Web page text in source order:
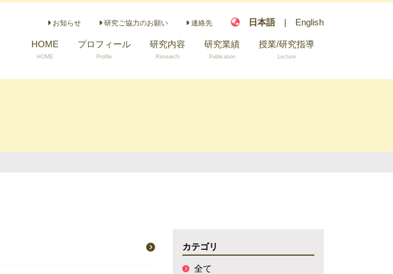
お知らせ 研究ご協力のお願い 連絡先 日本語 | English
HOME
HOME
プロフィール
Profile
研究内容
Research
研究業績
Publication
授業/研究指導
Lecture
カテゴリ
全て